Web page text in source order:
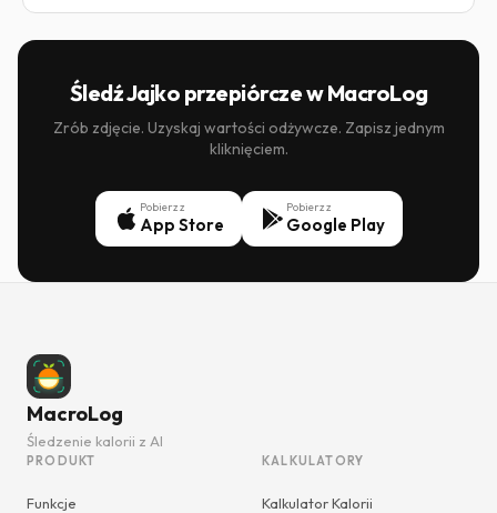
Śledź Jajko przepiórcze w MacroLog
Zrób zdjęcie. Uzyskaj wartości odżywcze. Zapisz jednym
kliknięciem.
Pobierz z
App Store
Pobierz z
Google Play
MacroLog
Śledzenie kalorii z AI
PRODUKT
Funkcje
KALKULATORY
Kalkulator Kalorii